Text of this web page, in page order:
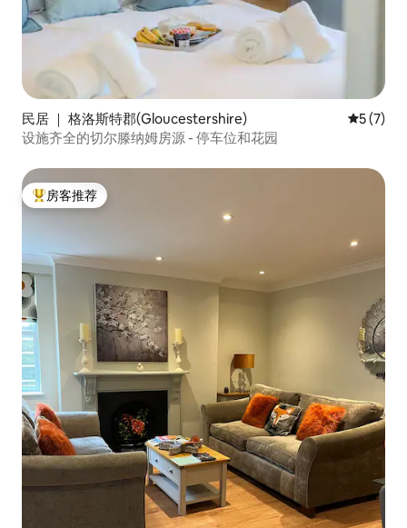
民居 ｜ 格洛斯特郡(Gloucestershire) 平均评分
5 (7)
设施齐全的切尔滕纳姆房源 - 停车位和花园
热门「房客推荐」
房客推荐